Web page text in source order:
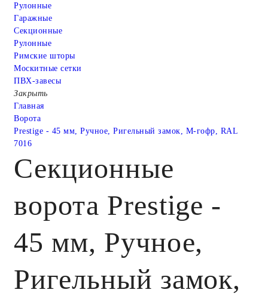
Рулонные
Гаражные
Cекционные
Рулонные
Римские шторы
Москитные сетки
ПВХ-завесы
Закрыть
Главная
Ворота
Prestige - 45 мм, Ручное, Ригельный замок, M-гофр, RAL
7016
Секционные
ворота Prestige -
45 мм, Ручное,
Ригельный замок,